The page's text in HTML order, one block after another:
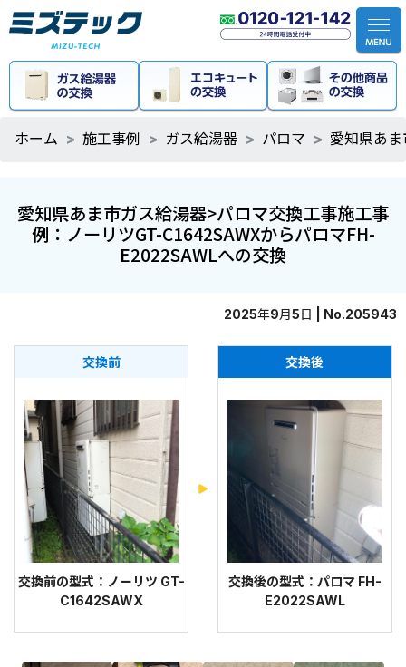
ホーム 施工事例 ガス給湯器 パロマ 愛知県あ
愛知県あま市ガス給湯器>パロマ交換工事施工事
例：ノーリツGT-C1642SAWXからパロマFH-
E2022SAWLへの交換
2025年9月5日 | No.205943
交換前
交換前の型式：ノーリツ GT-
C1642SAWX
交換後
交換後の型式：パロマ FH-
E2022SAWL